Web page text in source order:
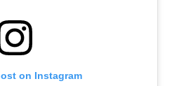
on Instagram